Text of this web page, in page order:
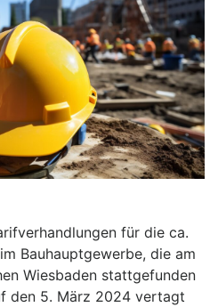
für die ca.
Bauhauptgewerbe, die am
Wiesbaden stattgefunden
den 5. März 2024 vertagt